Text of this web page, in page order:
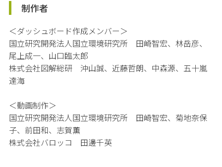
制作者
＜ダッシュボード作成メンバー＞
国立研究開発法人国立環境研究所 田崎智宏、林岳彦、
尾上成一、山口臨太郎
株式会社図解総研 沖山誠、近藤哲朗、中森源、五十嵐
達海
＜動画制作＞
国立研究開発法人国立環境研究所 田崎智宏、菊地奈保
子、前田和、志賀薫
株式会社バロッコ 田邊千英